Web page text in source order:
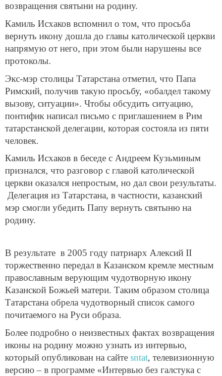
возвращения святыни на родину.
Камиль Исхаков вспомнил о том, что просьба
вернуть икону дошла до главы католической церкви
напрямую от него, при этом были нарушены все
протоколы.
Экс-мэр столицы Татарстана отметил, что Папа
Римский, получив такую просьбу, «обалдел такому
вызову, ситуации». Чтобы обсудить ситуацию,
понтифик написал письмо с приглашением в Рим
татарстанской делегации, которая состояла из пяти
человек.
Камиль Исхаков в беседе с Андреем Кузьминым
признался, что разговор с главой католической
церкви оказался непростым, но дал свои результаты.
Делегация из Татарстана, в частности, казанский
мэр смогли убедить Папу вернуть святыню на
родину.
В результате в 2005 году патриарх Алексий II
торжественно передал в Казанском кремле местным
православным верующим чудотворную икону
Казанской Божьей матери. Таким образом столица
Татарстана обрела чудотворный список самого
почитаемого на Руси образа.
Более подробно о неизвестных фактах возвращения
иконы на родину можно узнать из интервью,
который опубликован на сайте sntat, телевизионную
версию – в программе «Интервью без галстука с